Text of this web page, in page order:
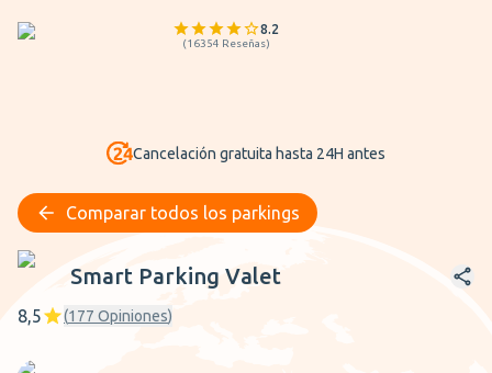
8.2
(16354 Reseñas)
Cancelación gratuita hasta 24H antes
Comparar todos los parkings
Smart Parking Valet
Smart Parking Valet
8,5 (177 Opiniones)